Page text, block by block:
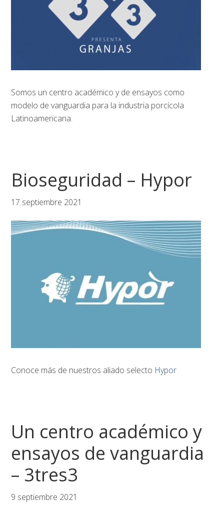
Somos un centro académico y de ensayos como
modelo de vanguardia para la industria porcícola
Latinoamericana.
Bioseguridad – Hypor
17 septiembre 2021
Conoce más de nuestros aliado selecto Hypor
Un centro académico y
ensayos de vanguardia
– 3tres3
9 septiembre 2021